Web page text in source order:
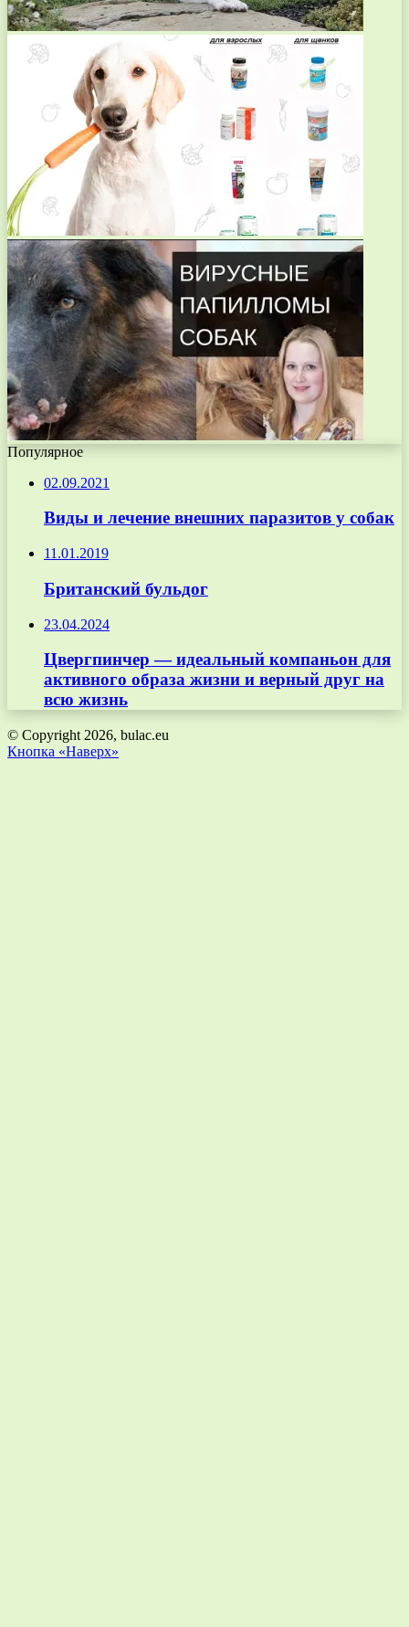
Популярное
02.09.2021
Виды и лечение внешних паразитов у собак
11.01.2019
Британский бульдог
23.04.2024
Цвергпинчер — идеальный компаньон для
активного образа жизни и верный друг на
всю жизнь
© Copyright 2026, bulac.eu
Кнопка «Наверх»